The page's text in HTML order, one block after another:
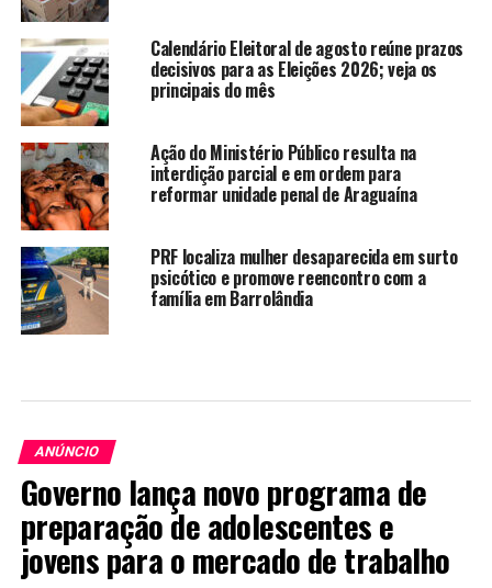
Calendário Eleitoral de agosto reúne prazos
decisivos para as Eleições 2026; veja os
principais do mês
Ação do Ministério Público resulta na
interdição parcial e em ordem para
reformar unidade penal de Araguaína
PRF localiza mulher desaparecida em surto
psicótico e promove reencontro com a
família em Barrolândia
ANÚNCIO
Governo lança novo programa de
preparação de adolescentes e
jovens para o mercado de trabalho